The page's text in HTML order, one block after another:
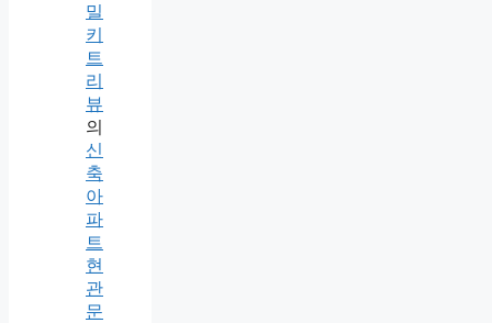
밀
키
트
리
뷰
의
신
축
아
파
트
현
관
문